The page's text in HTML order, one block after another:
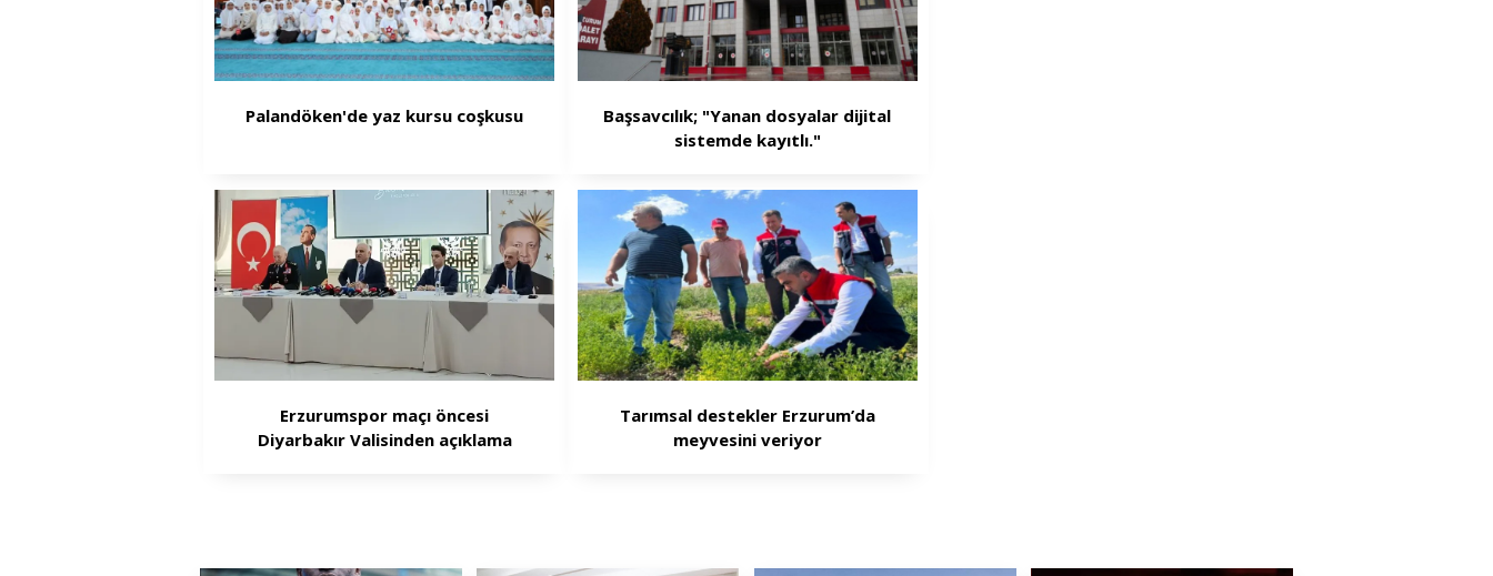
Palandöken'de yaz kursu coşkusu
Başsavcılık; "Yanan dosyalar dijital
sistemde kayıtlı."
Erzurumspor maçı öncesi
Diyarbakır Valisinden açıklama
Tarımsal destekler Erzurum’da
meyvesini veriyor